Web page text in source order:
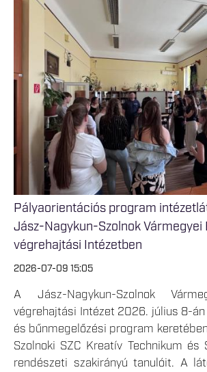
Pályaorientációs program
Jász-Nagykun-Szolnok
végrehajtási Intézetben
2026-07-09 15:05
A Jász-Nagykun-Szolnok
végrehajtási Intézet 2026. július 8-
és bűnmegelőzési program
Szolnoki SZC Kreatív Technikum és
rendészeti szakirányú tanulóit. A